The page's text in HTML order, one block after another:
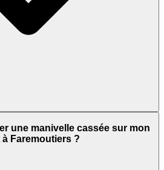
une manivelle cassée sur mon
Faremoutiers ?